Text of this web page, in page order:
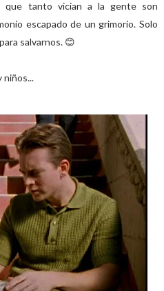
que tanto vician a la gente son
escapado de un grimorio. Solo
salvarnos. 😊
niños...